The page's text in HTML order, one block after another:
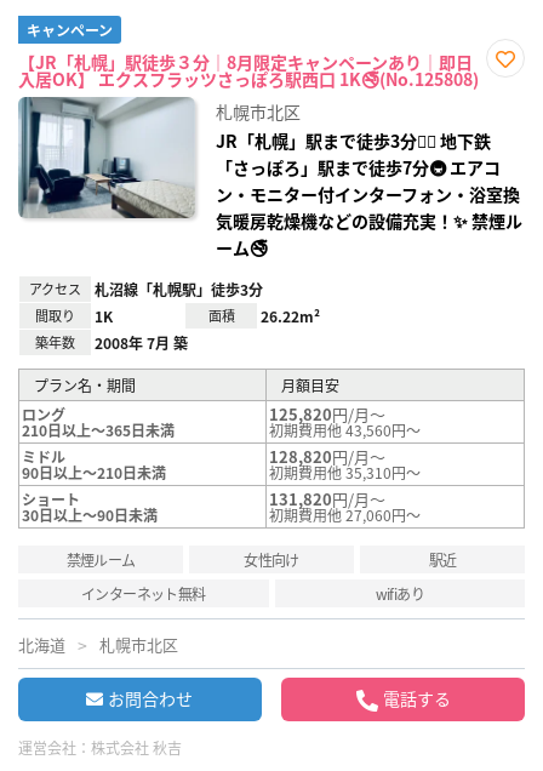
キャンペーン
【JR「札幌」駅徒歩３分｜8月限定キャンペーンあり｜即日
入居OK】 エクスフラッツさっぽろ駅西口 1K🚭(No.125808)
録
札幌市北区
JR「札幌」駅まで徒歩3分🚶‍♂️ 地下鉄
「さっぽろ」駅まで徒歩7分🚇 エアコ
ン・モニター付インターフォン・浴室換
気暖房乾燥機などの設備充実！✨ 禁煙ル
ーム🚭
アクセス 札沼線「札幌駅」徒歩3分
間取り 1K 面積 26.22m²
築年数 2008年 7月 築
プラン名・期間
月額目安
ロング
210日以上～365日未満
125,820円/月～
初期費用他 43,560円～
ミドル
90日以上～210日未満
128,820円/月～
初期費用他 35,310円～
ショート
30日以上～90日未満
131,820円/月～
初期費用他 27,060円～
禁煙ルーム 女性向け
駅近
インターネット無料
wifiあり
北海道 札幌市北区
お問合わせ 電話する
運営会社： 株式会社 秋吉